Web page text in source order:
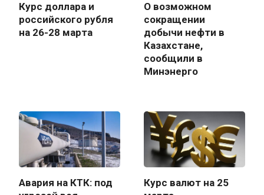
Курс доллара и
российского рубля
на 26-28 марта
О возможном
сокращении
добычи нефти в
Казахстане,
сообщили в
Минэнерго
Авария на КТК: под
Курс валют на 25